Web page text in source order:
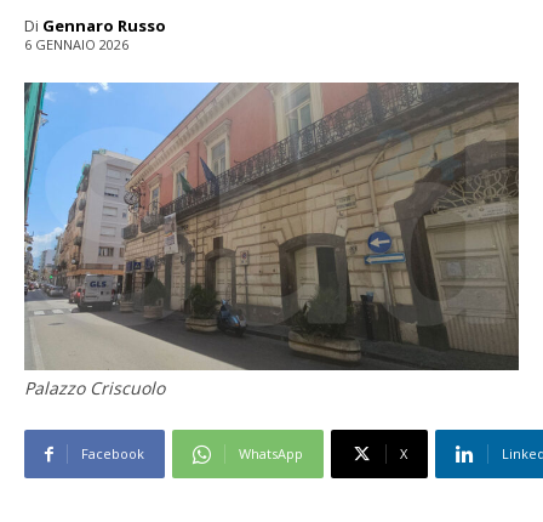
Di Gennaro Russo
6 GENNAIO 2026
Palazzo Criscuolo
Facebook WhatsApp X